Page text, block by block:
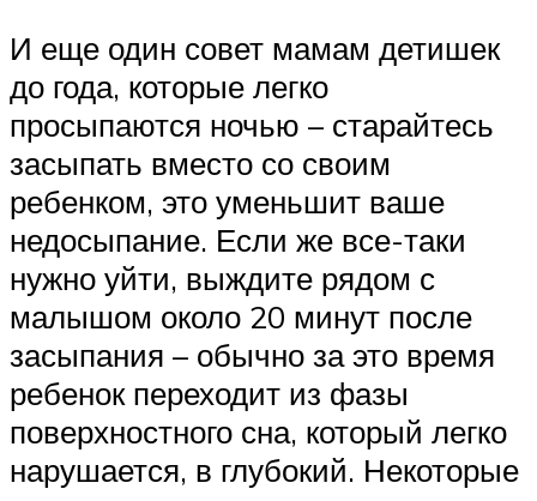
И еще один совет мамам детишек
до года, которые легко
просыпаются ночью – старайтесь
засыпать вместо со своим
ребенком, это уменьшит ваше
недосыпание. Если же все-таки
нужно уйти, выждите рядом с
малышом около 20 минут после
засыпания – обычно за это время
ребенок переходит из фазы
поверхностного сна, который легко
нарушается, в глубокий. Некоторые